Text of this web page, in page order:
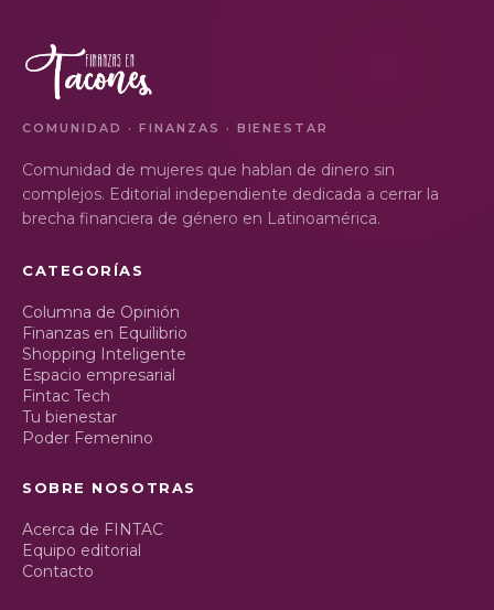
COMUNIDAD · FINANZAS · BIENESTAR
Comunidad de mujeres que hablan de dinero sin
complejos. Editorial independiente dedicada a cerrar la
brecha financiera de género en Latinoamérica.
CATEGORÍAS
Columna de Opinión
Finanzas en Equilibrio
Shopping Inteligente
Espacio empresarial
Fintac Tech
Tu bienestar
Poder Femenino
SOBRE NOSOTRAS
Acerca de FINTAC
Equipo editorial
Contacto